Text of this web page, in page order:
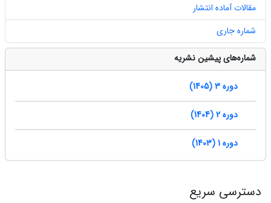
مقالات آماده انتشار
شماره جاری
شماره‌های پیشین نشریه
دوره 3 (1405)
دوره 2 (1404)
دوره 1 (1403)
دسترسی سریع